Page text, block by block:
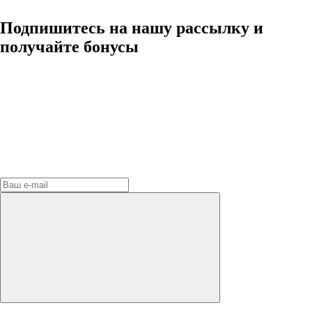
Подпишитесь на нашу рассылку и
получайте бонусы